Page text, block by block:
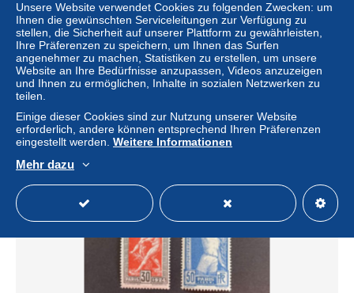
Tarifs Postaux Etranger du 01-04-1924 (18) Pasteur N°
176 50 c. x 3 + Semeuse 5 c. orange Lettre 60 g. 05-04-
1924
± 15,03 $
Status
Unsere Website verwendet Cookies zu folgenden Zwecken: um
Ihnen die gewünschten Serviceleitungen zur Verfügung zu
stellen, die Sicherheit auf unserer Plattform zu gewährleisten,
Ihre Präferenzen zu speichern, um Ihnen das Surfen
angenehmer zu machen, Statistiken zu erstellen, um unsere
Website an Ihre Bedürfnisse anzupassen, Videos anzuzeigen
und Ihnen zu ermöglichen, Inhalte in sozialen Netzwerken zu
teilen.
Einige dieser Cookies sind zur Nutzung unserer Website
erforderlich, andere können entsprechend Ihren Präferenzen
eingestellt werden. Weitere Informationen
Mehr dazu